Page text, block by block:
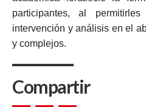
participantes, al
intervención y análisis en el
y complejos.
Compartir